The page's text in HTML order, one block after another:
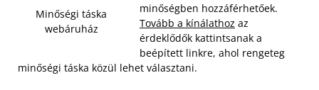
Minőségi táska
webáruház
minőségben hozzáférhetőek.
Tovább a kínálathoz az
érdeklődők kattintsanak a
beépített linkre, ahol rengeteg
minőségi táska közül lehet választani.